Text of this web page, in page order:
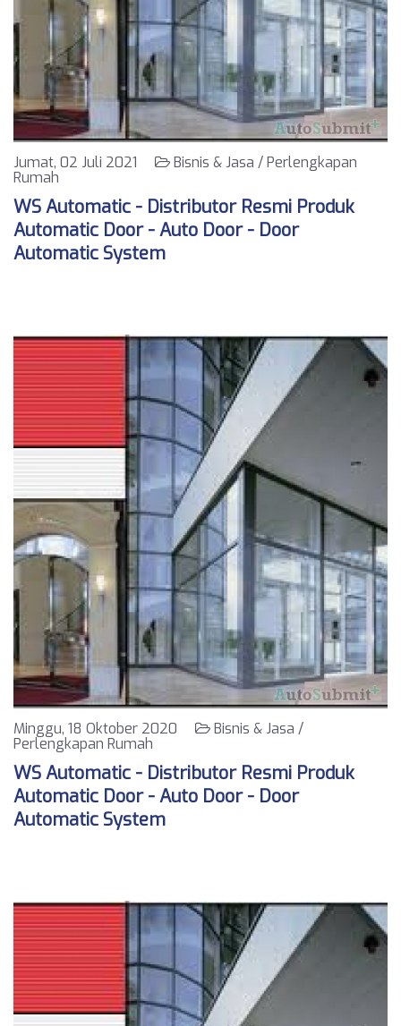
Jumat, 02 Juli 2021
Bisnis & Jasa / Perlengkapan
Rumah
WS Automatic - Distributor Resmi Produk
Automatic Door - Auto Door - Door
Automatic System
Minggu, 18 Oktober 2020
Bisnis & Jasa /
Perlengkapan Rumah
WS Automatic - Distributor Resmi Produk
Automatic Door - Auto Door - Door
Automatic System